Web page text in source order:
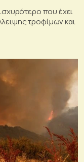
που έχει
τροφίμων και